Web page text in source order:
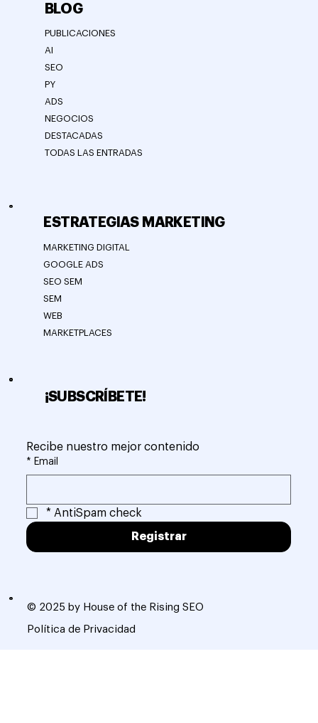
© 2025 by House of the Rising SEO
Política de Privacidad
¡SUBSCRÍBETE!
Recibe nuestro mejor contenido
* Email
* AntiSpam check
Registrar
ESTRATEGIAS MARKETING
MARKETING DIGITAL
GOOGLE ADS
SEO SEM
SEM
WEB
MARKETPLACES
BLOG
PUBLICACIONES
AI
SEO
PY
ADS
NEGOCIOS
DESTACADAS
TODAS LAS ENTRADAS